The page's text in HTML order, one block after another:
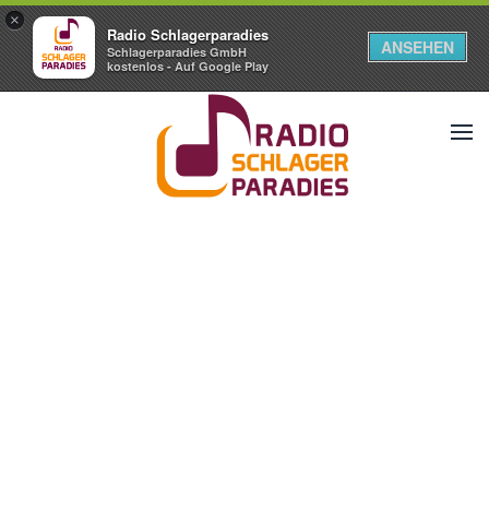
×
Radio Schlagerparadies
Schlagerparadies GmbH
kostenlos - Auf Google Play
ANSEHEN